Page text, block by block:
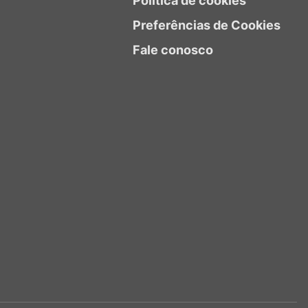
Preferências de Cookies
Fale conosco